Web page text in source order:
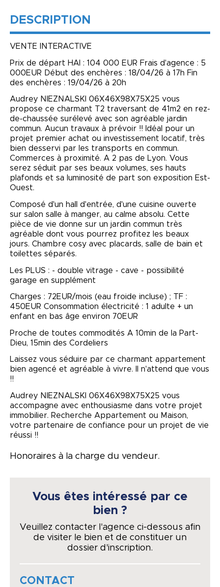
DESCRIPTION
VENTE INTERACTIVE
Prix de départ HAI : 104 000 EUR Frais d'agence : 5
000EUR Début des enchères : 18/04/26 à 17h Fin
des enchères : 19/04/26 à 20h
Audrey NIEZNALSKI 06X46X98X75X25 vous
propose ce charmant T2 traversant de 41m2 en rez-
de-chaussée surélevé avec son agréable jardin
commun. Aucun travaux à prévoir !! Idéal pour un
projet premier achat ou investissement locatif, très
bien desservi par les transports en commun.
Commerces à proximité. A 2 pas de Lyon. Vous
serez séduit par ses beaux volumes, ses hauts
plafonds et sa luminosité de part son exposition Est-
Ouest.
Composé d'un hall d'entrée, d'une cuisine ouverte
sur salon salle à manger, au calme absolu. Cette
pièce de vie donne sur un jardin commun très
agréable dont vous pourrez profitez les beaux
jours. Chambre cosy avec placards, salle de bain et
toilettes séparés.
Les PLUS : - double vitrage - cave - possibilité
garage en supplément
Charges : 72EUR/mois (eau froide incluse) ; TF :
450EUR Consommation électricité : 1 adulte + un
enfant en bas âge environ 70EUR
Proche de toutes commodités A 10min de la Part-
Dieu, 15min des Cordeliers
Laissez vous séduire par ce charmant appartement
bien agencé et agréable à vivre. Il n'attend que vous
!!
Audrey NIEZNALSKI 06X46X98X75X25 vous
accompagne avec enthousiasme dans votre projet
immobilier. Recherche Appartement ou Maison,
votre partenaire de confiance pour un projet de vie
réussi !!
Honoraires à la charge du vendeur.
Vous êtes intéressé par ce
bien ?
Veuillez contacter l'agence ci-dessous afin
de visiter le bien et de constituer un
dossier d'inscription.
CONTACT